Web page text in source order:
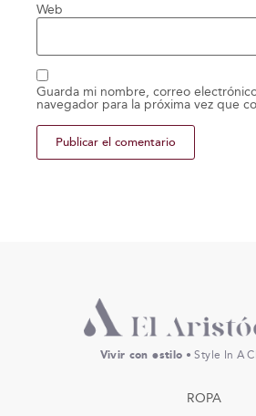
Web
Guarda mi nombre, correo
navegador para la próxima vez que
Vivir con estilo • Style In A
ROPA